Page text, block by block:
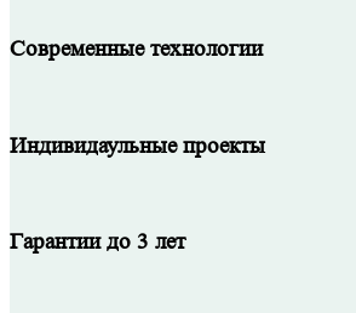
Современные технологии
Индивидаульные проекты
Гарантии до 3 лет